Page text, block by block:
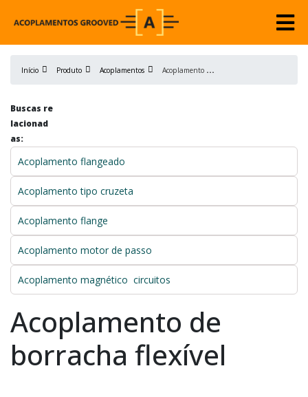
Início Produto Acoplamentos A
coplamento de borracha flexível
Buscas re
lacionad
as:
Acoplamento flangeado
Acoplamento tipo cruzeta
Acoplamento flange
Acoplamento motor de passo
Acoplamento magnético circuitos
Acoplamento de
borracha flexível